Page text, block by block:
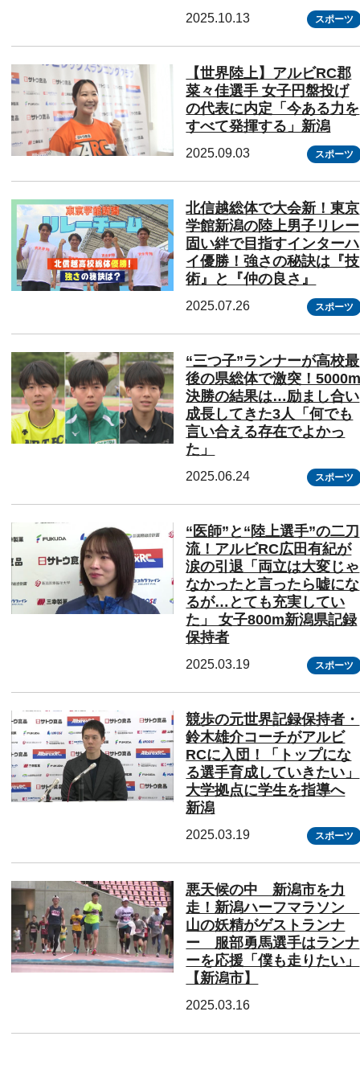
2025.10.13 スポーツ
【世界陸上】アルビRC郡
菜々佳選手 女子円盤投げ
の代表に内定「今ある力を
すべて発揮する」新潟
2025.09.03 スポーツ
北信越総体で大会新！東京
学館新潟の陸上男子リレー
固い絆で目指すインターハ
イ優勝！強さの秘訣は『技
術』と『仲の良さ』
2025.07.26 スポーツ
“三つ子”ランナーが高校最
後の県総体で激突！
決勝の結果は…励まし合い
成長してきた3人「何でも
言い合える存在でよかっ
た」
2025.06.24 スポーツ
“医師”と“陸上選手”の二刀
流！アルビRC広田有紀が
涙の引退「両立は大変じゃ
なかったと言ったら嘘にな
るが…とても充実してい
た」 女子800m新潟県記録
保持者
2025.03.19 スポーツ
競歩の元世界記録保持者・
鈴木雄介コーチがアルビ
RCに入団！「トップにな
る選手育成していきたい」
大学拠点に学生を指導へ
新潟
2025.03.19 スポーツ
悪天候の中 新潟市を力
走！新潟ハーフマラソン
山の妖精がゲストランナ
ー 服部勇馬選手はランナ
ーを応援「僕も走りたい」
【新潟市】
2025.03.16